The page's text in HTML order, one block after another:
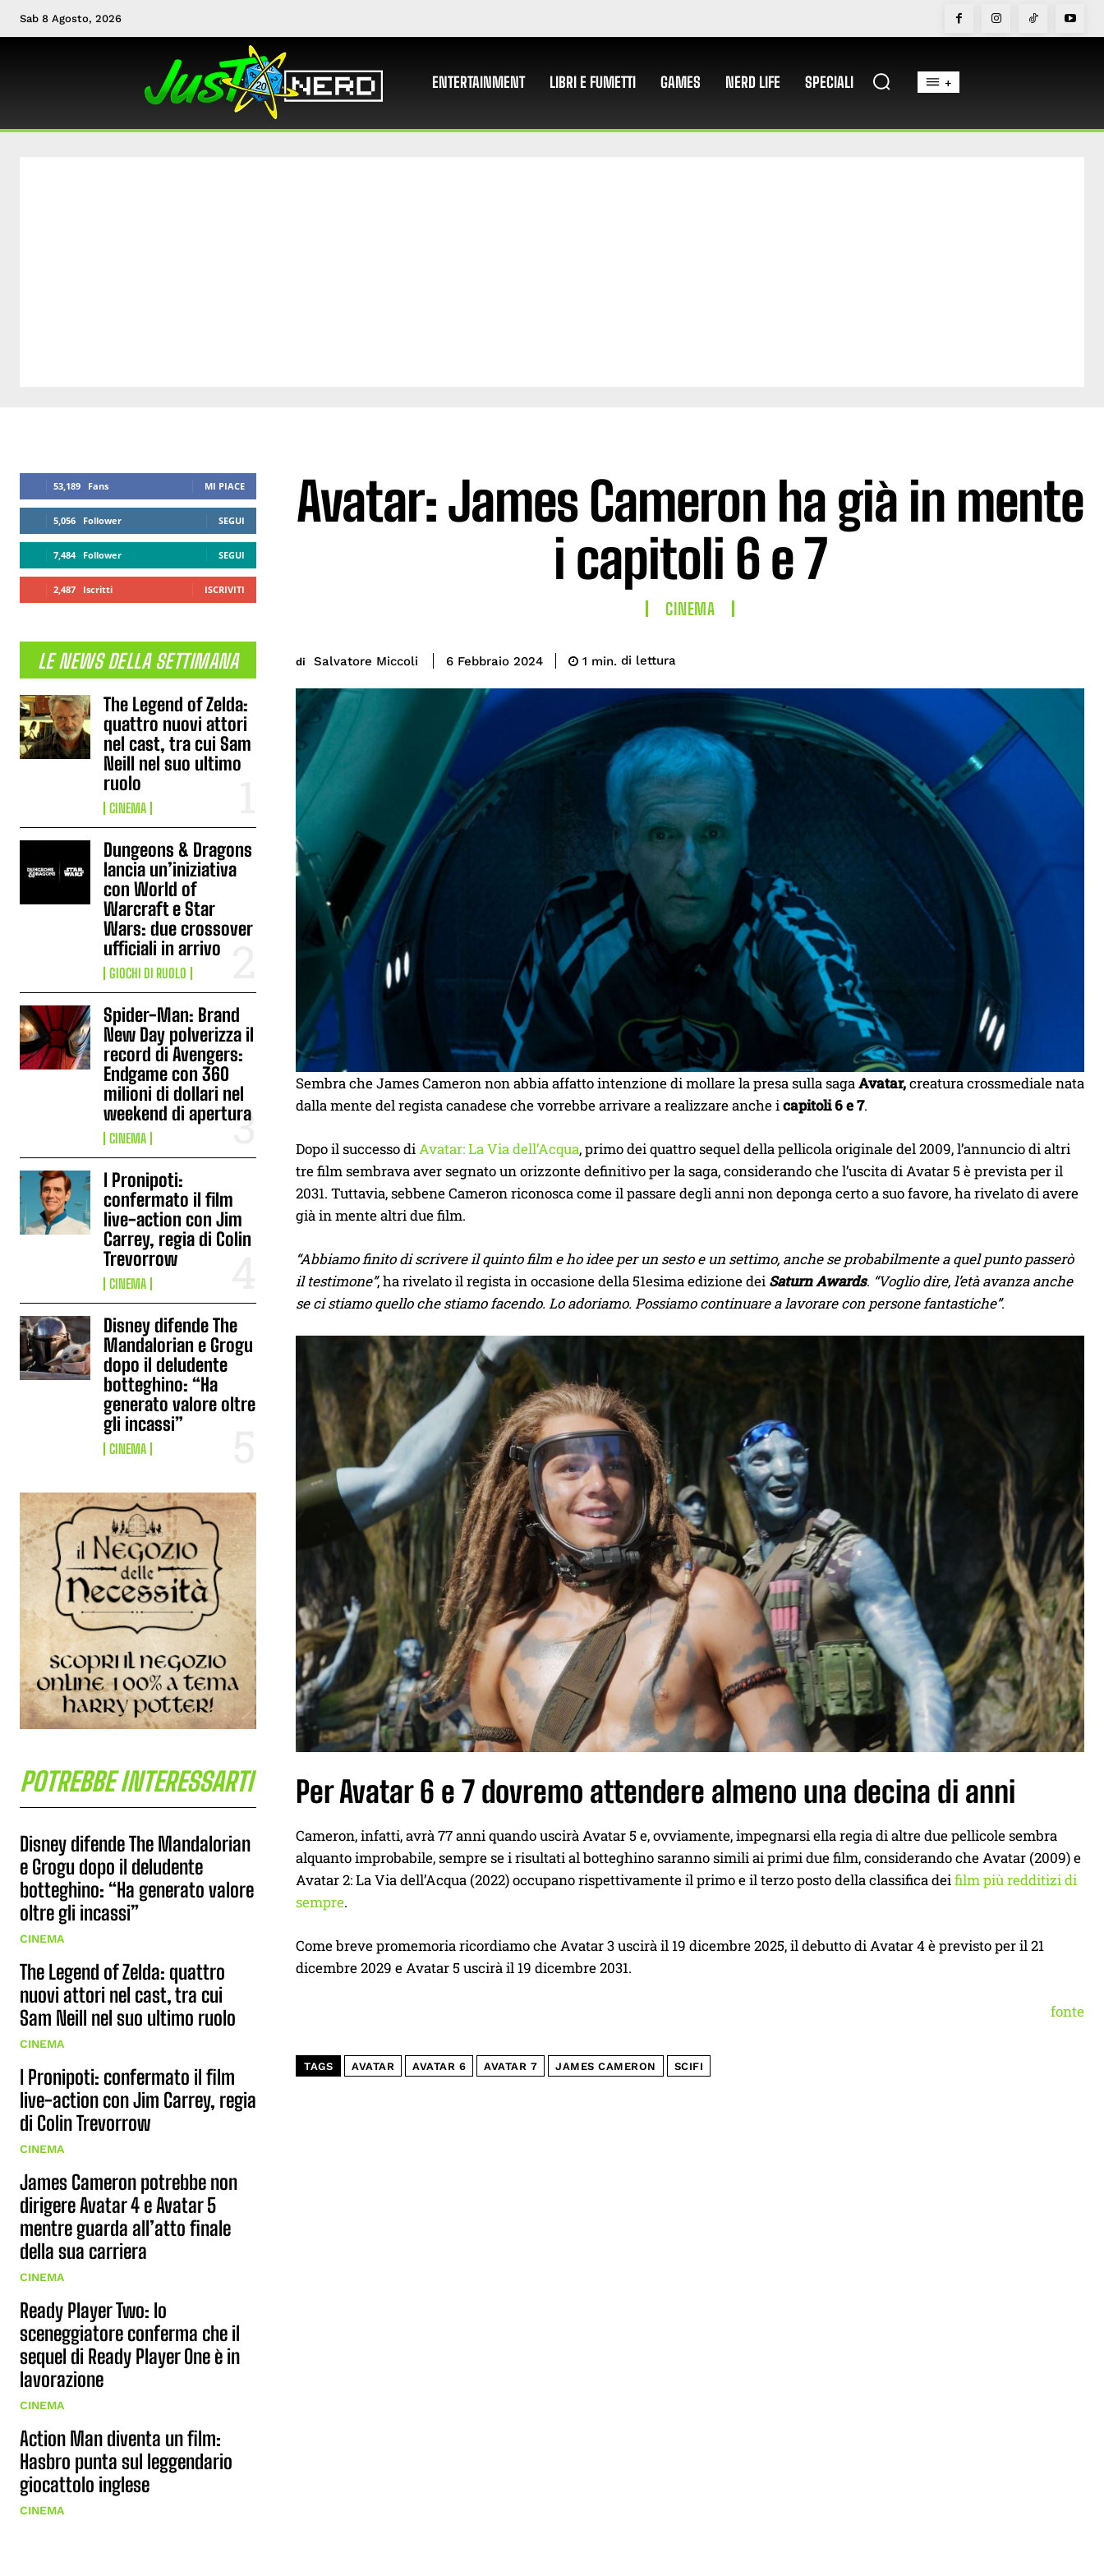
Sab 8 Agosto, 2026
ENTERTAINMENT LIBRI E FUMETTI GAMES NERD LIFE SPECIALI +
53,189 Fans MI PIACE
5,056 Follower SEGUI
7,484 Follower SEGUI
2,487 Iscritti ISCRIVITI
LE NEWS DELLA SETTIMANA
The Legend of Zelda:
quattro nuovi attori
nel cast, tra cui Sam
Neill nel suo ultimo
ruolo
CINEMA
Dungeons & Dragons
lancia un’iniziativa
con World of
Warcraft e Star
Wars: due crossover
ufficiali in arrivo
GIOCHI DI RUOLO
Spider-Man: Brand
New Day polverizza il
record di Avengers:
Endgame con 360
milioni di dollari nel
weekend di apertura
CINEMA
I Pronipoti:
confermato il film
live-action con Jim
Carrey, regia di Colin
Trevorrow
CINEMA
Disney difende The
Mandalorian e Grogu
dopo il deludente
botteghino: “Ha
generato valore oltre
gli incassi”
CINEMA
POTREBBE INTERESSARTI
Disney difende The Mandalorian
e Grogu dopo il deludente
botteghino: “Ha generato valore
oltre gli incassi”
CINEMA
The Legend of Zelda: quattro
nuovi attori nel cast, tra cui
Sam Neill nel suo ultimo ruolo
CINEMA
I Pronipoti: confermato il film
live-action con Jim Carrey, regia
di Colin Trevorrow
CINEMA
James Cameron potrebbe non
dirigere Avatar 4 e Avatar 5
mentre guarda all’atto finale
della sua carriera
CINEMA
Ready Player Two: lo
sceneggiatore conferma che il
sequel di Ready Player One è in
lavorazione
CINEMA
Action Man diventa un film:
Hasbro punta sul leggendario
giocattolo inglese
CINEMA
Avatar: James Cameron ha già in mente
i capitoli 6 e 7
CINEMA
di Salvatore Miccoli 6 Febbraio 2024 1 min. di lettura
Sembra che James Cameron non abbia affatto intenzione di mollare la presa sulla sagaAvatar,creatura crossmediale nata
dalla mente del regista canadese che vorrebbe arrivare a realizzare anche icapitoli 6 e 7.
Dopo il successo diAvatar: La Via dell’Acqua, primo dei quattro sequel della pellicola originale del 2009, l’annuncio di altri
tre film sembrava aver segnato un orizzonte definitivo per la saga, considerando che l’uscita di Avatar 5 è prevista per il
2031. Tuttavia, sebbene Cameron riconosca come il passare degli anni non deponga certo a suo favore, ha rivelato di avere
già in mente altri due film.
“Abbiamo finito di scrivere il quinto film e ho idee per un sesto e un settimo, anche se probabilmente a quel punto passerò
il testimone”, ha rivelato il regista in occasione della 51esima edizione dei Saturn Awards. “Voglio dire, l’età avanza anche
se ci stiamo quello che stiamo facendo. Lo adoriamo. Possiamo continuare a lavorare con persone fantastiche”.
Per Avatar 6 e 7 dovremo attendere almeno una decina di anni
Cameron, infatti, avrà 77 anni quando uscirà Avatar 5 e, ovviamente, impegnarsi ella regia di altre due pellicole sembra
alquanto improbabile, sempre se i risultati al botteghino saranno simili ai primi due film, considerando che Avatar (2009) e
Avatar 2: La Via dell’Acqua (2022) occupano rispettivamente il primo e il terzo posto della classifica deifilm più redditizi di
sempre.
Come breve promemoria ricordiamo che Avatar 3 uscirà il 19 dicembre 2025, il debutto di Avatar 4 è previsto per il 21
dicembre 2029 e Avatar 5 uscirà il 19 dicembre 2031.
fonte
TAGS AVATAR AVATAR 6 AVATAR 7 JAMES CAMERON SCIFI